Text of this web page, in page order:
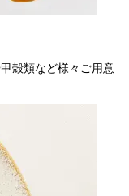
殻類など様々ご用意